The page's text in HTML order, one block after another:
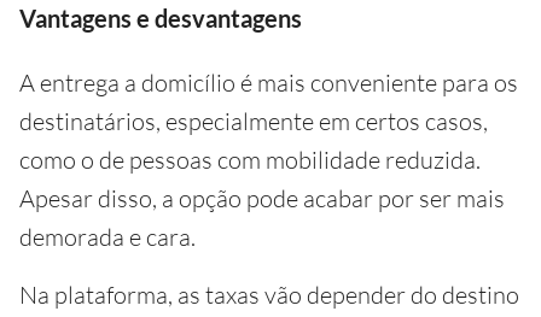
Vantagens e desvantagens
A entrega a domicílio é mais conveniente para os
destinatários, especialmente em certos casos,
como o de pessoas com mobilidade reduzida.
Apesar disso, a opção pode acabar por ser mais
demorada e cara.
Na plataforma, as taxas vão depender do destino